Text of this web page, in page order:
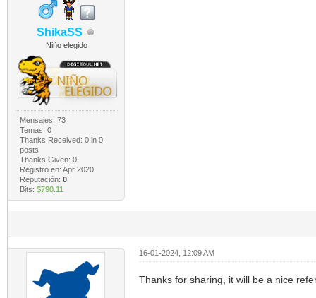
ShikaSS
Niño elegido
Mensajes: 73
Temas: 0
Thanks Received: 0in 0
posts
Thanks Given: 0
Registro en: Apr 2020
Reputación: 0
Bits: $790.11
16-01-2024, 12:09 AM
Thanks for sharing, it will be a nice